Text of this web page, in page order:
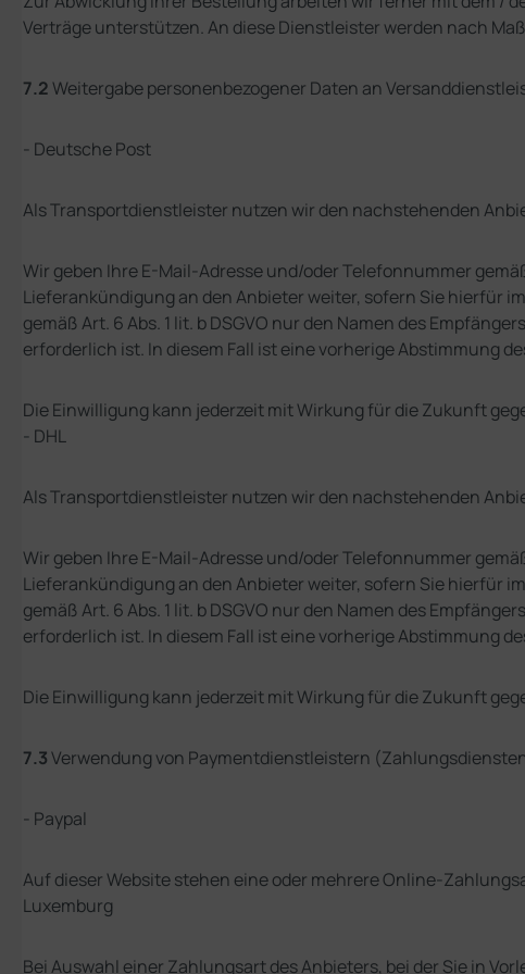
Verträge unterstützen. An diese Dienstleister werden nach
7.2Weitergabe personenbezogener Daten an
- Deutsche Post
Als Transportdienstleister nutzen wir den nachstehenden
Wir geben Ihre E-Mail-Adresse und/oder Telefonnummer
Lieferankündigung an den Anbieter weiter, sofern Sie hierfür
gemäß Art. 6 Abs. 1 lit. b DSGVO nur den Namen des
erforderlich ist. In diesem Fall ist eine vorherige Abstimmung
Die Einwilligung kann jederzeit mit Wirkung für die Zukunft
- DHL
Als Transportdienstleister nutzen wir den nachstehenden
Wir geben Ihre E-Mail-Adresse und/oder Telefonnummer
Lieferankündigung an den Anbieter weiter, sofern Sie hierfür
gemäß Art. 6 Abs. 1 lit. b DSGVO nur den Namen des
erforderlich ist. In diesem Fall ist eine vorherige Abstimmung
Die Einwilligung kann jederzeit mit Wirkung für die Zukunft
7.3Verwendung von Paymentdienstleistern
- Paypal
Auf dieser Website stehen eine oder mehrere Online-
Luxemburg
Bei Auswahl einer Zahlungsart des Anbieters, bei der Sie in